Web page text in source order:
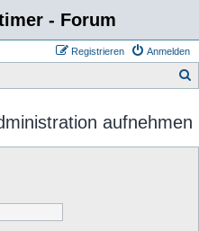
- Forum
Anmelden
Registrieren
aufnehmen